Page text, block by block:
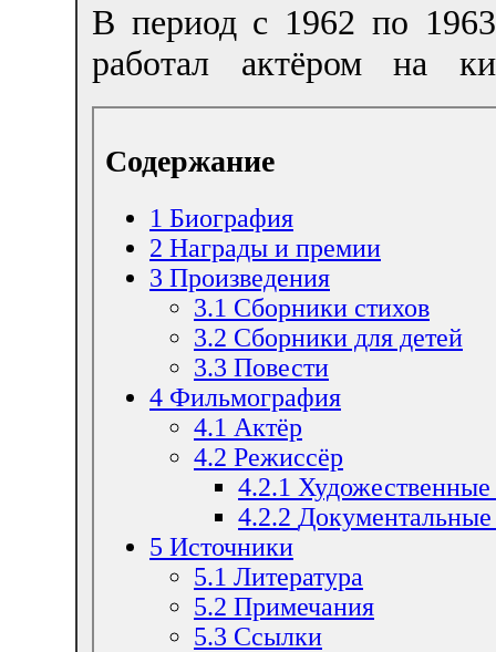
Содержание
1 Биография
2 Награды и премии
3 Произведения
3.1 Сборники стихов
3.2 Сборники для детей
3.3 Повести
4 Фильмография
4.1 Актёр
4.2 Режиссёр
4.2.1
4.2.2
5 Источники
5.1 Литература
5.2 Примечания
5.3 Ссылки
В период с 1962 по
работал актёром на